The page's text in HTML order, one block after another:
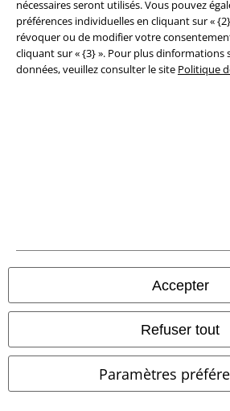
nécessaires seront utilisés. Vous pouvez
préférences individuelles en cliquant sur «
révoquer ou de modifier votre
cliquant sur « {3} ». Pour plus dinformations
données, veuillez consulter le site Politique
Accepter
Refuser tout
Paramètres
Élimination des déchets et protection de
Déclaration de Conformité
Informations sur l'accessibilité
Boutiques en ligne EMP
EMP International